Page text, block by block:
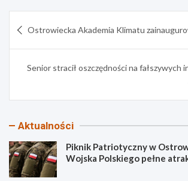
wpisu
Ostrowiecka Akademia Klimatu
Senior stracił oszczędności na fałszywych
Aktualności
Piknik Patriotyczny w
Wojska Polskiego pełne